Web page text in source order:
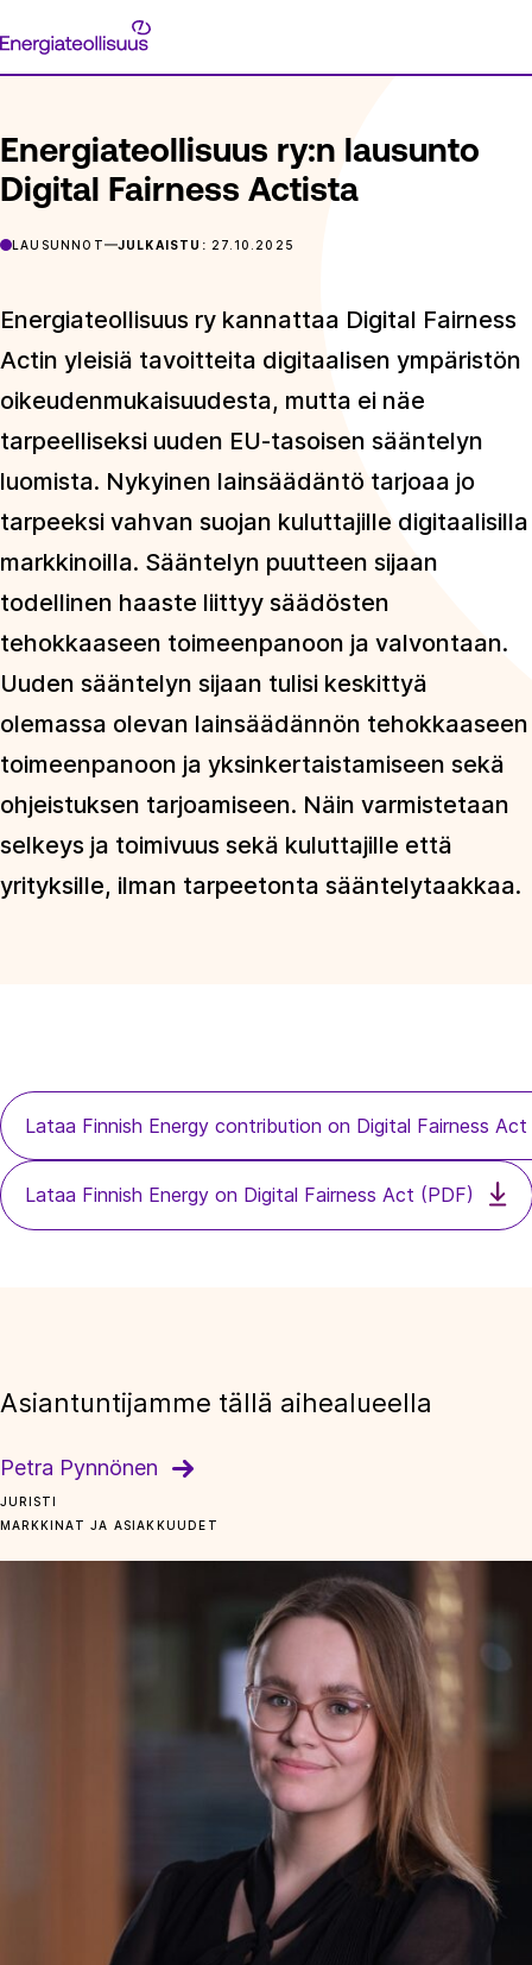
suoraan
Energiateollisuus
ETUSIVU
Energiateollisuus ry:n lausunto
Digital Fairness Actista
LAUSUNNOT JULKAISTU: 27.10.2025
Energiateollisuus ry kannattaa Digital Fairness
Actin yleisiä tavoitteita digitaalisen ympäristön
oikeudenmukaisuudesta, mutta ei näe
tarpeelliseksi uuden EU-tasoisen sääntelyn
luomista. Nykyinen lainsäädäntö tarjoaa jo
tarpeeksi vahvan suojan kuluttajille digitaalisilla
markkinoilla. Sääntelyn puutteen sijaan
todellinen haaste liittyy säädösten
tehokkaaseen toimeenpanoon ja valvontaan.
Uuden sääntelyn sijaan tulisi keskittyä
olemassa olevan lainsäädännön tehokkaaseen
toimeenpanoon ja yksinkertaistamiseen sekä
ohjeistuksen tarjoamiseen. Näin varmistetaan
selkeys ja toimivuus sekä kuluttajille että
yrityksille, ilman tarpeetonta sääntelytaakkaa.
Lataa Finnish Energy contribution on Digital Fairness
Lataa Finnish Energy on Digital Fairness Act (PDF)
Asiantuntijamme tällä aihealueella
Petra Pynnönen
JURISTI
MARKKINAT JA ASIAKKUUDET